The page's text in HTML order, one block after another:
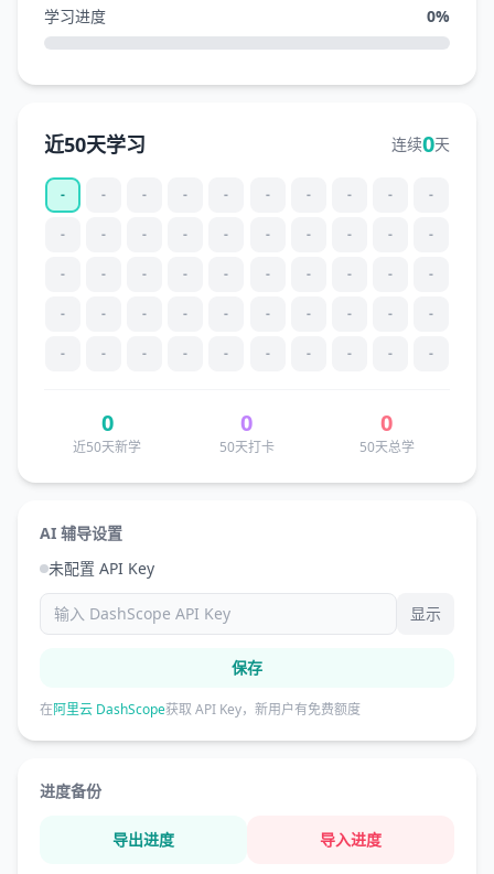
学习进度 0%
近50天学习 连续0天
- - - - - - - - - -
- - - - - - - - - -
- - - - - - - - - -
- - - - - - - - - -
- - - - - - - - - -
0
近50天新学
0
50天打卡
0
50天总学
AI 辅导设置
未配置 API Key
显示
保存
在阿里云 DashScope获取 API Key，新用户有免费额度
进度备份
导出进度 导入进度